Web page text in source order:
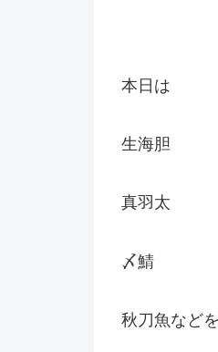
本日は
生海胆
真羽太
〆鯖
秋刀魚など